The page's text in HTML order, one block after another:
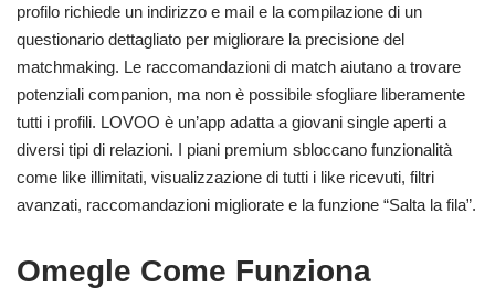
profilo richiede un indirizzo e mail e la compilazione di un
questionario dettagliato per migliorare la precisione del
matchmaking. Le raccomandazioni di match aiutano a trovare
potenziali companion, ma non è possibile sfogliare liberamente
tutti i profili. LOVOO è un’app adatta a giovani single aperti a
diversi tipi di relazioni. I piani premium sbloccano funzionalità
come like illimitati, visualizzazione di tutti i like ricevuti, filtri
avanzati, raccomandazioni migliorate e la funzione “Salta la fila”.
Omegle Come Funziona